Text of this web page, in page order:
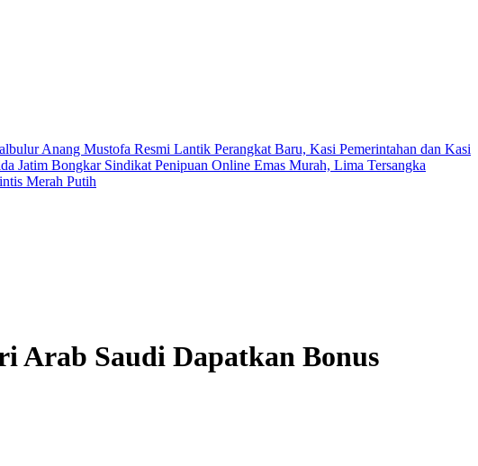
Anang Mustofa Resmi Lantik Perangkat Baru, Kasi Pemerintahan dan Kasi
Jatim Bongkar Sindikat Penipuan Online Emas Murah, Lima Tersangka
Merah Putih
Arab Saudi Dapatkan Bonus